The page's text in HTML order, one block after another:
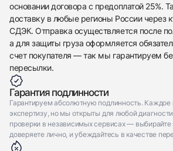
основании договора с предоплатой 25%.
доставку в любые регионы России через
СДЭК. Отправка осуществляется после
а для защиты груза оформляется
счет покупателя — так мы гарантируем
пересылки.
Гарантия подлинности
Гарантируем абсолютную подлинность. Каждое
экспертизу, но мы открыты для любой
проверки в независимых сервисах — выбирайте
доверяете лично, и убеждайтесь в качестве